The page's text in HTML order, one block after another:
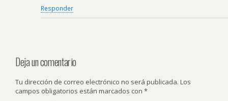
Responder
Deja un comentario
Tu dirección de correo electrónico no será publicada. Los
campos obligatorios están marcados con *